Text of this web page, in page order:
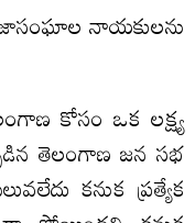
నాయకులను
కోసం ఒక లక్ష్య
తెలంగాణ జన సభ
కనుక ప్రత్యేక